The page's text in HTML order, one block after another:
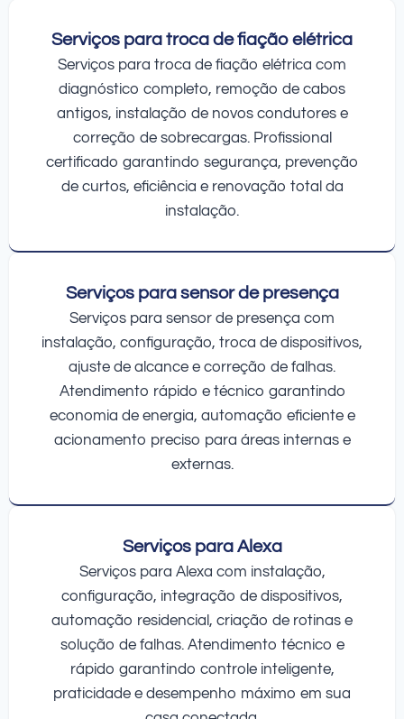
Serviços para troca de fiação elétrica
Serviços para troca de fiação elétrica com
diagnóstico completo, remoção de cabos
antigos, instalação de novos condutores e
correção de sobrecargas. Profissional
certificado garantindo segurança, prevenção
de curtos, eficiência e renovação total da
instalação.
Serviços para sensor de presença
Serviços para sensor de presença com
instalação, configuração, troca de dispositivos,
ajuste de alcance e correção de falhas.
Atendimento rápido e técnico garantindo
economia de energia, automação eficiente e
acionamento preciso para áreas internas e
externas.
Serviços para Alexa
Serviços para Alexa com instalação,
configuração, integração de dispositivos,
automação residencial, criação de rotinas e
solução de falhas. Atendimento técnico e
rápido garantindo controle inteligente,
praticidade e desempenho máximo em sua